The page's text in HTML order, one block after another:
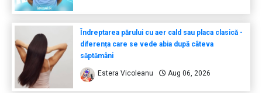
Îndreptarea părului cu aer cald sau placa clasică -
diferența care se vede abia după câteva
săptămâni
Estera Vicoleanu Aug 06, 2026